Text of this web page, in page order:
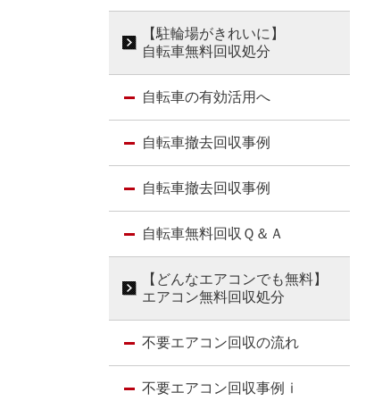
【駐輪場がきれいに】
自転車無料回収処分
自転車の有効活用へ
自転車撤去回収事例
自転車撤去回収事例
自転車無料回収Ｑ＆Ａ
【どんなエアコンでも無料】
エアコン無料回収処分
不要エアコン回収の流れ
不要エアコン回収事例 ⅰ